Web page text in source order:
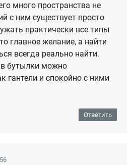
много пространства не
с ним существует просто
практически все типы
главное желание, а найти
всегда реально найти.
бутылки можно
гантели и спокойно с ними
Ответить